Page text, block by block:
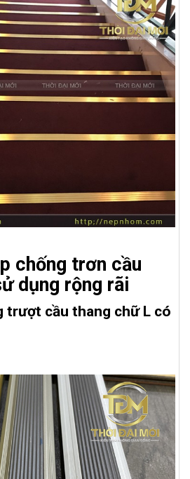
chống trơn cầu
dụng rộng rãi
trượt cầu thang chữ L có